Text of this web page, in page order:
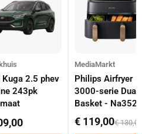
Kuga 2.5 phev
243pk
MediaMarkt
Philips Airfryer
3000-serie Dual
Basket -
Dubbele Mand 9
Tot 6 Personen
€ 119,00€ 130,00